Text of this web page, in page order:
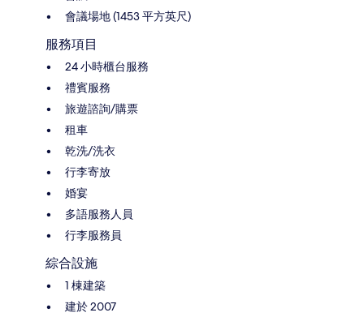
會議場地 (1453 平方英尺)
服務項目
24 小時櫃台服務
禮賓服務
旅遊諮詢/購票
租車
乾洗/洗衣
行李寄放
婚宴
多語服務人員
行李服務員
綜合設施
1 棟建築
建於 2007